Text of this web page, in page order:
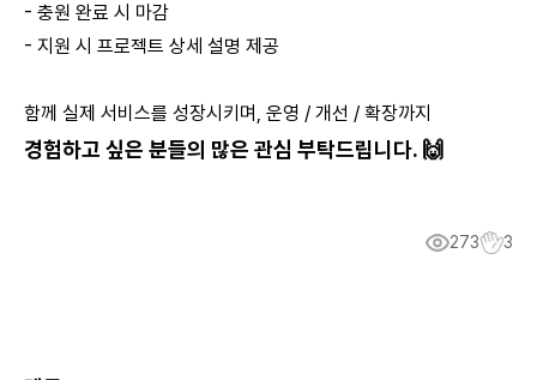
- 충원 완료 시 마감
- 지원 시 프로젝트 상세 설명 제공
함께 실제 서비스를 성장시키며, 운영 / 개선 / 확장까지
경험하고 싶은 분들의 많은 관심 부탁드립니다. 🙌
273 3